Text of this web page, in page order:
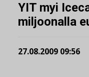
YIT myi
miljoonalla
27.08.2009 09:56